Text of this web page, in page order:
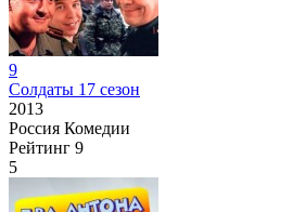
9
Солдаты 17 сезон
2013
Россия Комедии
Рейтинг 9
5